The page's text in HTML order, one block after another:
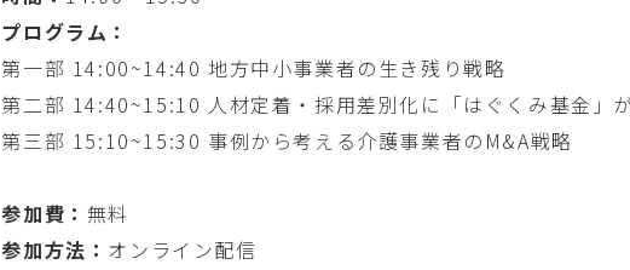
プログラム：
第一部 14:00~14:40 地方中小事業者の生き残り戦略
第二部 14:40~15:10 人材定着・採用差別化に「はぐくみ基金」
第三部 15:10~15:30 事例から考える介護事業者のM&A戦略
参加費： 無料
参加方法： オンライン配信